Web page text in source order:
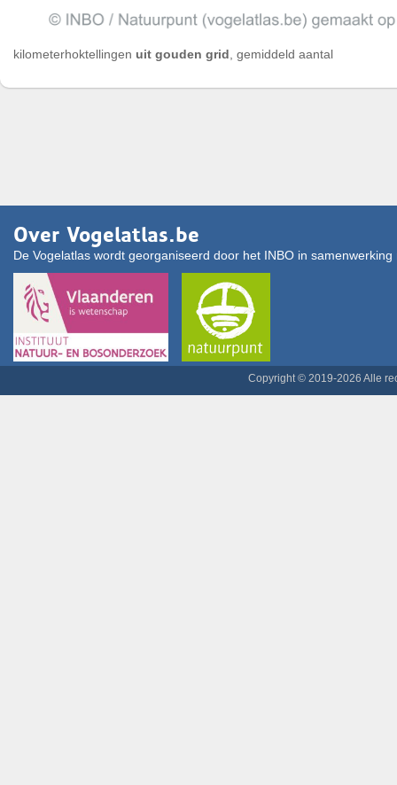
kilometerhoktellingen uit gouden grid , gemiddeld aantal
Over Vogelatlas.be
De Vogelatlas wordt georganiseerd door het INBO in
Copyright © 2019-2026 Alle